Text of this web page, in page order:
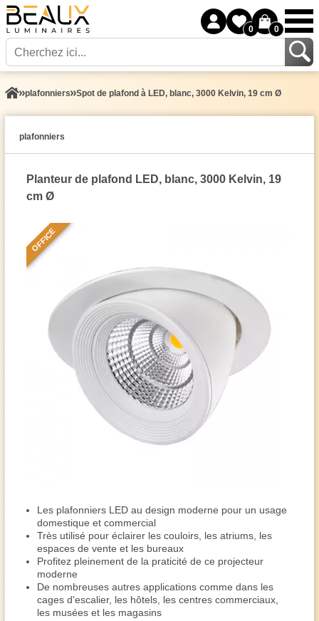
0 0
plafonniers Spot de plafond à LED, blanc, 3000 Kelvin, 19 cm Ø
plafonniers
Planteur de plafond LED, blanc, 3000 Kelvin, 19
cm Ø
OFFICE
Les plafonniers LED au design moderne pour un usage
domestique et commercial
Très utilisé pour éclairer les couloirs, les atriums, les
espaces de vente et les bureaux
Profitez pleinement de la praticité de ce projecteur
moderne
De nombreuses autres applications comme dans les
cages d'escalier, les hôtels, les centres commerciaux,
les musées et les magasins